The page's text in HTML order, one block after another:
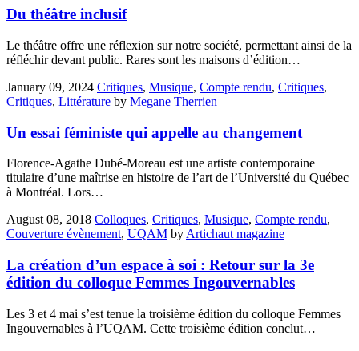
Du théâtre inclusif
Le théâtre offre une réflexion sur notre société, permettant ainsi de la
réfléchir devant public. Rares sont les maisons d’édition…
January 09, 2024 Critiques, Musique, Compte rendu, Critiques,
Critiques, Littérature by Megane Therrien
Un essai féministe qui appelle au changement
Florence-Agathe Dubé-Moreau est une artiste contemporaine
titulaire d’une maîtrise en histoire de l’art de l’Université du Québec
à Montréal. Lors…
August 08, 2018 Colloques, Critiques, Musique, Compte rendu,
Couverture évènement, UQAM by Artichaut magazine
La création d’un espace à soi : Retour sur la 3e
édition du colloque Femmes Ingouvernables
Les 3 et 4 mai s’est tenue la troisième édition du colloque Femmes
Ingouvernables à l’UQAM. Cette troisième édition conclut…